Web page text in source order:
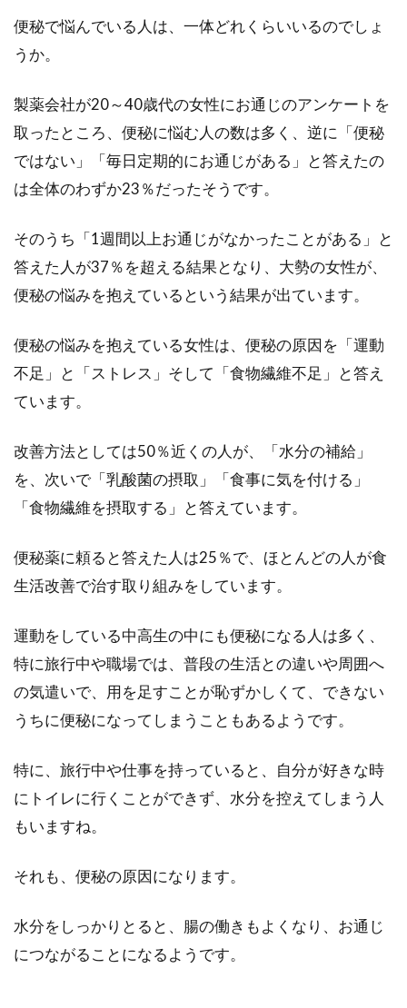
か？では、ウィンナーが好きという方にもうひ
体を動かすエネルギーになる糖を吸
収する時間はどれくらい？
そのエネルギーは食材に含まれる糖からできて
います。...
家庭の醤油100mlの栄養素と醤油を
使った楽しいレシピご紹介
売...
記載なしの商品もある！？
「消費期限」の2種類があることをご存じでし
ょうか？実...
寄生虫への対処法って！？
便秘で悩んでいる人は、一体どれくらいいるのでしょ
うか。
製薬会社が20～40歳代の女性にお通じのアンケートを
取ったところ、便秘に悩む人の数は多く、逆に「便秘
ではない」「毎日定期的にお通じがある」と答えたの
は全体のわずか23％だったそうです。
そのうち「1週間以上お通じがなかったことがある」と
答えた人が37％を超える結果となり、大勢の女性が、
便秘の悩みを抱えているという結果が出ています。
便秘の悩みを抱えている女性は、便秘の原因を「運動
不足」と「ストレス」そして「食物繊維不足」と答え
ています。
改善方法としては50％近くの人が、「水分の補給」
を、次いで「乳酸菌の摂取」「食事に気を付ける」
「食物繊維を摂取する」と答えています。
便秘薬に頼ると答えた人は25％で、ほとんどの人が食
生活改善で治す取り組みをしています。
運動をしている中高生の中にも便秘になる人は多く、
特に旅行中や職場では、普段の生活との違いや周囲へ
の気遣いで、用を足すことが恥ずかしくて、できない
うちに便秘になってしまうこともあるようです。
特に、旅行中や仕事を持っていると、自分が好きな時
にトイレに行くことができず、水分を控えてしまう人
もいますね。
それも、便秘の原因になります。
水分をしっかりとると、腸の働きもよくなり、お通じ
につながることになるようです。